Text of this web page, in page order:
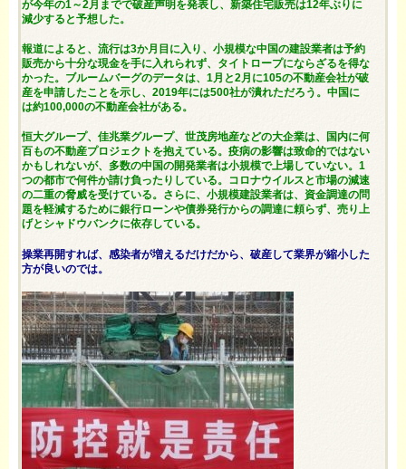
が今年の1～2月までで破産声明を発表し、新築住宅販売は12年ぶりに
減少すると予想した。
報道によると、流行は3か月目に入り、小規模な中国の建設業者は予約
販売から十分な現金を手に入れられず、タイトロープにならざるを得な
かった。ブルームバーグのデータは、1月と2月に105の不動産会社が破
産を申請したことを示し、2019年には500社が潰れただろう。中国に
は約100,000の不動産会社がある。
恒大グループ、佳兆業グループ、世茂房地産などの大企業は、国内に何
百もの不動産プロジェクトを抱えている。疫病の影響は致命的ではない
かもしれないが、多数の中国の開発業者は小規模で上場していない。1
つの都市で何件か請け負ったりしている。コロナウイルスと市場の減速
の二重の脅威を受けている。さらに、小規模建設業者は、資金調達の問
題を軽減するために銀行ローンや債券発行からの調達に頼らず、売り上
げとシャドウバンクに依存している。
操業再開すれば、感染者が増えるだけだから、破産して業界が縮小した
方が良いのでは。